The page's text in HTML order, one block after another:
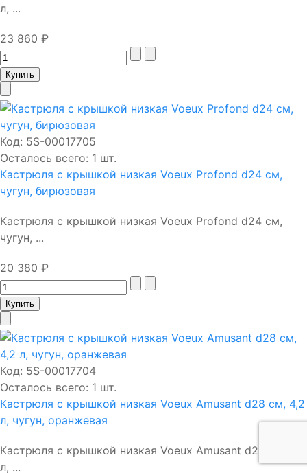
л, ...
23 860 ₽
Код: 5S-00017705
Осталось всего: 1 шт.
Кастрюля с крышкой низкая Voeux Profond d24 см,
чугун, бирюзовая
Кастрюля с крышкой низкая Voeux Profond d24 см,
чугун, ...
20 380 ₽
Код: 5S-00017704
Осталось всего: 1 шт.
Кастрюля с крышкой низкая Voeux Amusant d28 см, 4,2
л, чугун, оранжевая
Кастрюля с крышкой низкая Voeux Amusant d28 см, 4,2
л, ...